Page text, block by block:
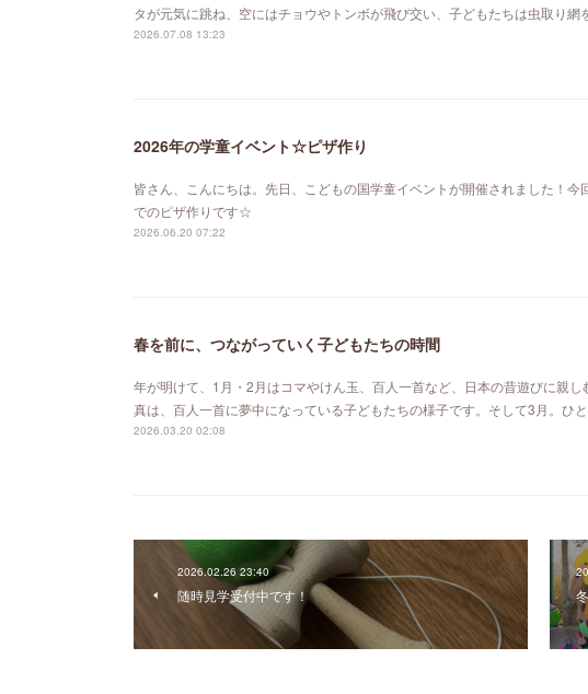
タが元気に跳ね、空にはチョウやトンボが飛び交い、子どもたちは虫取り網
2026.07.08 13:23
2026年の学童イベント☆ピザ作り
皆さん、こんにちは。先日、こどもの国学童イベントが開催されました！今
でのピザ作りです☆
2026.06.20 07:22
春を前に、つながっていく子どもたちの時間
年が明けて、1月・2月はコマやけん玉、百人一首など、日本の昔遊びに親
真は、百人一首に夢中になっている子どもたちの様子です。そして3月。ひ
2026.03.20 02:08
2026.02.26 23:40
随時見学受付中です！